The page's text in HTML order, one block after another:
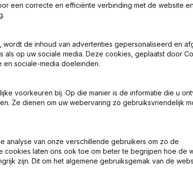
€ -43.283 -6,6%
€1.183
een correcte en efficiënte verbinding met de website en
de inhoud van advertenties gepersonaliseerd en
als op uw sociale media. Deze cookies, geplaatst door
sociale-media doeleinden.
voorkeuren bij. Op die manier is de informatie die u
Ze dienen om uw webervaring zo gebruiksvriendelijk
analyse van onze verschillende gebruikers om zo de
cookies laten ons ook toe om beter te begrijpen hoe de
zijn. Dit om het algemene gebruiksgemak van de